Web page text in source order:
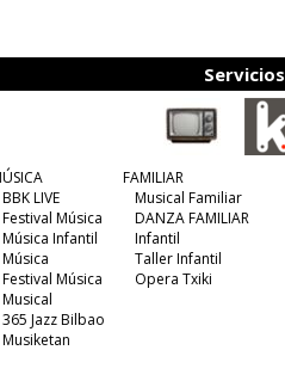
Servicios
BBK LIVE
Festival Música
Música Infantil
Música
Festival Música
Musical
365 Jazz Bilbao
Musiketan
FAMILIAR
Musical Familiar
DANZA FAMILIAR
Infantil
Taller Infantil
Opera Txiki